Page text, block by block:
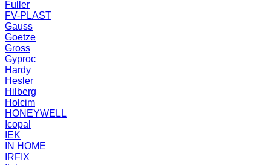
Fuller
FV-PLAST
Gauss
Goetze
Gross
Gyproc
Hardy
Hesler
Hilberg
Holcim
HONEYWELL
Icopal
IEK
IN HOME
IRFIX